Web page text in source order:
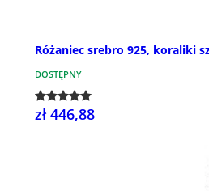
Różaniec srebro 925, koraliki
DOSTĘPNY
zł 446,88